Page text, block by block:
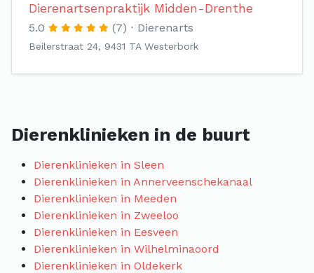
Dierenartsenpraktijk Midden-Drenthe
5.0 (7) Dierenarts
Beilerstraat 24, 9431 TA Westerbork
Dierenklinieken in de buurt
Dierenklinieken in Sleen
Dierenklinieken in Annerveenschekanaal
Dierenklinieken in Meeden
Dierenklinieken in Zweeloo
Dierenklinieken in Eesveen
Dierenklinieken in Wilhelminaoord
Dierenklinieken in Oldekerk